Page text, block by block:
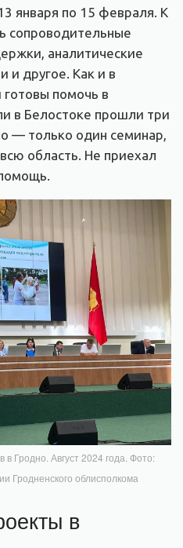
января по 15 февраля. К
сопроводительные
аналитические
и другое. Как и в
помочь в
в Белостоке прошли три
— только один семинар,
область. Не приехал
в Гродно. Август 2024 года. Фото:
Гродненского облисполкома
в